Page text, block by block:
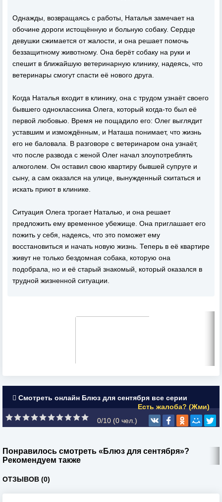
Однажды, возвращаясь с работы, Наталья замечает на
обочине дороги истощённую и больную собаку. Сердце
девушки сжимается от жалости, и она решает помочь
беззащитному животному. Она берёт собаку на руки и
спешит в ближайшую ветеринарную клинику, надеясь, что
ветеринары смогут спасти её нового друга.
Когда Наталья входит в клинику, она с трудом узнаёт своего
бывшего одноклассника Олега, который когда-то был её
первой любовью. Время не пощадило его: Олег выглядит
уставшим и измождённым, и Наташа понимает, что жизнь
его не баловала. В разговоре с ветеринаром она узнаёт,
что после развода с женой Олег начал злоупотреблять
алкоголем. Он оставил свою квартиру бывшей супруге и
сыну, а сам оказался на улице, вынужденный скитаться и
искать приют в клинике.
Ситуация Олега трогает Наталью, и она решает
предложить ему временное убежище. Она приглашает его
пожить у себя, надеясь, что это поможет ему
восстановиться и начать новую жизнь. Теперь в её квартире
живут не только бездомная собака, которую она
подобрала, но и её старый знакомый, который оказался в
трудной жизненной ситуации.
Смотреть онлайн Блюз для сентября все серии
Есть жалоба? (Жми)
0/10 (0 чел.)
Понравилось смотреть «Блюз для сентября»?
Рекомендуем также
ОТЗЫВОВ (0)